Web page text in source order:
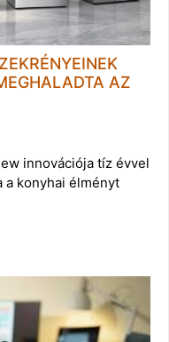
AZ
innovációja tíz évvel
a konyhai élményt